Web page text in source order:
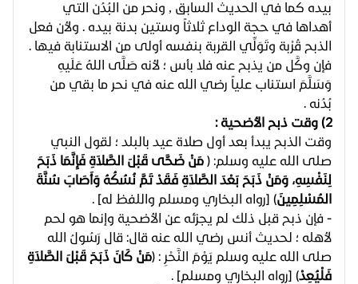
بيده كما في الحديث السابق , ونحر من البُدُن التي
أهداها في حجة الوداع ثلاثاً وستين بدنة بيده . ولأن فعل
الذبح قُرْبة وتَوَلِّي القربة بنفسه أولى من الاستنابة فيها .
فإن وكَّل من يذبح عنه فلا بأس ؛ لأنه صَلَّى اللهُ عَلَيهِ
وَسَلَّمَ استناب علياً رضي الله عنه في نحر ما بقي من
بُدُنه .
2) وقت ذبح الأضحية :
وقت الذبح يبدأ بعد أول صلاة عيد بالبلد ؛ لقول النبي
صلى الله عليه وسلم: ( مَنْ ضَحَّى قَبْلَ الصَّلاَةِ فَإِنَّمَا ذَبَحَ
لِنَفْسِهِ، وَمَنْ ذَبَحَ بَعْدَ الصَّلاَةِ فَقَدْ تَمَّ نُسُكُهُ وَأَصَابَ سُنَّةَ
المُسْلِمِينَ) [رواه البخاري ومسلم واللفظ له] .
- فإن ذبح قبل ذلك لم يجزئه عن الأضحية وإنما هو لحم
لأهله ؛ لحديث أنس رضي الله عنه قال: قال رَسُولُ الله
صلى الله عليه وسلم يَوْمَ النَّحْرِ :
(مَنْ كَانَ ذَبَحَ قَبْلَ الصَّلاَةِ
فَلْيُعِدْ) [رواه البخاري ومسلم] .